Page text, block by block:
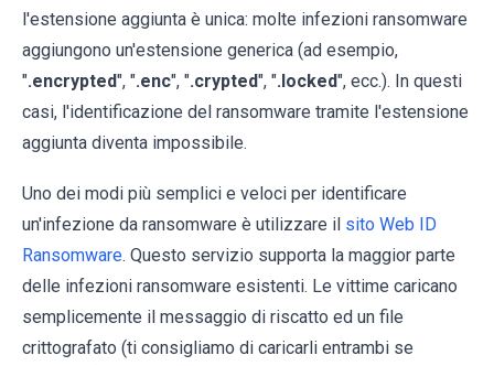
l'estensione aggiunta è unica: molte infezioni ransomware
aggiungono un'estensione generica (ad esempio,
".encrypted", ".enc", ".crypted", ".locked", ecc.). In questi
casi, l'identificazione del ransomware tramite l'estensione
aggiunta diventa impossibile.
Uno dei modi più semplici e veloci per identificare
un'infezione da ransomware è utilizzare il sito Web ID
Ransomware. Questo servizio supporta la maggior parte
delle infezioni ransomware esistenti. Le vittime caricano
semplicemente il messaggio di riscatto ed un file
crittografato (ti consigliamo di caricarli entrambi se